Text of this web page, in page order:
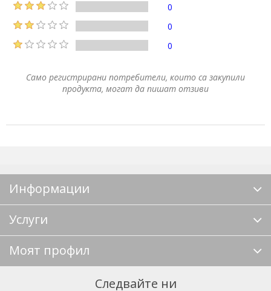
0
0
0
Само регистрирани потребители, които са закупили
продукта, могат да пишат отзиви
Информации
Услуги
Моят профил
Следвайте ни